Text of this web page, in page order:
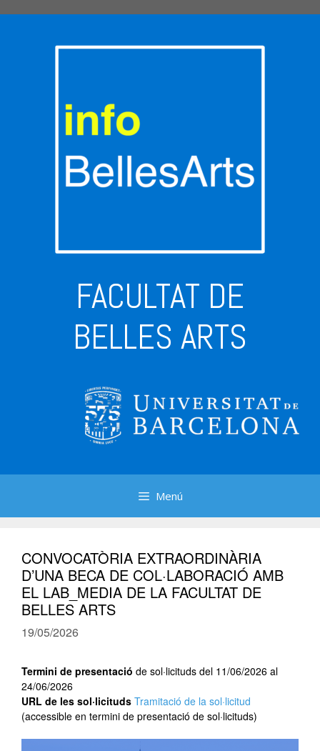
FACULTAT DE
BELLES ARTS
Menú
CONVOCATÒRIA EXTRAORDINÀRIA
D’UNA BECA DE COL·LABORACIÓ AMB
EL LAB_MEDIA DE LA FACULTAT DE
BELLES ARTS
19/05/2026
Termini de presentació de sol·licituds del 11/06/2026 al
24/06/2026
URL de les sol·licituds Tramitació de la sol·licitud
(accessible en termini de presentació de sol·licituds)